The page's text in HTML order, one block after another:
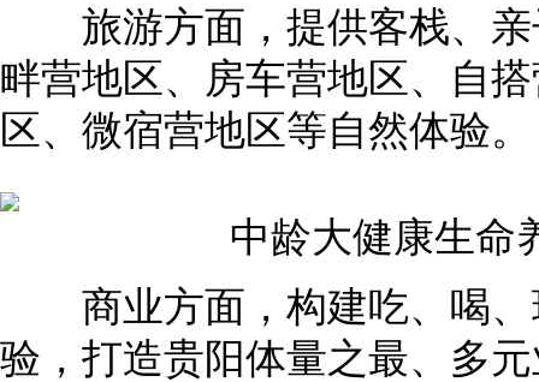
旅游方面，提供客栈、亲
畔营地区、房车营地区、自
区、微宿营地区等自然体验。
中龄大健康生命
商业方面，构建吃、喝、
验，打造贵阳体量之最、多